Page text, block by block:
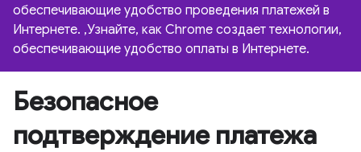
обеспечивающие удобство проведения платежей в
Интернете. ,Узнайте, как Chrome создает технологии,
обеспечивающие удобство оплаты в Интернете.
Безопасное
подтверждение платежа